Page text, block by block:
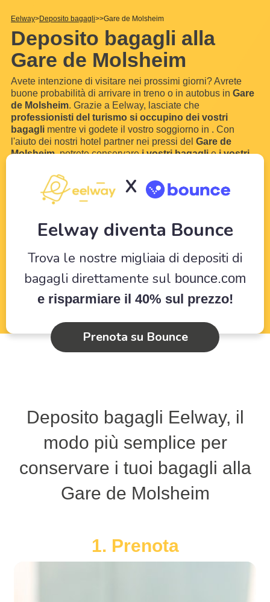
Eelway Deposito bagagli Gare de Molsheim
Deposito bagagli alla
Gare de Molsheim
Avete intenzione di visitare nei prossimi giorni? Avrete
buone probabilità di arrivare in treno o in autobus in Gare
de Molsheim. Grazie a Eelway, lasciate che
professionisti del turismo si occupino dei vostri
bagagli mentre vi godete il vostro soggiorno in . Con
l'aiuto dei nostri hotel partner nei pressi del Gare de
Molsheim, potrete conservarei vostri bagagliei vostri
Senza bagagli, puoi visitare senza limiti e senza stress
! Come...Scopri di più
X
Eelway diventa Bounce
Trova le nostre migliaia di depositi di
bagagli direttamente sul bounce.com
e risparmiare il 40% sul prezzo!
Prenota su Bounce
Deposito bagagli Eelway, il
modo più semplice per
conservare i tuoi bagagli alla
Gare de Molsheim
1. Prenota